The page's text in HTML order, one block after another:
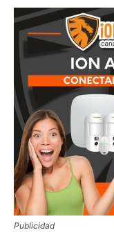
Publicidad